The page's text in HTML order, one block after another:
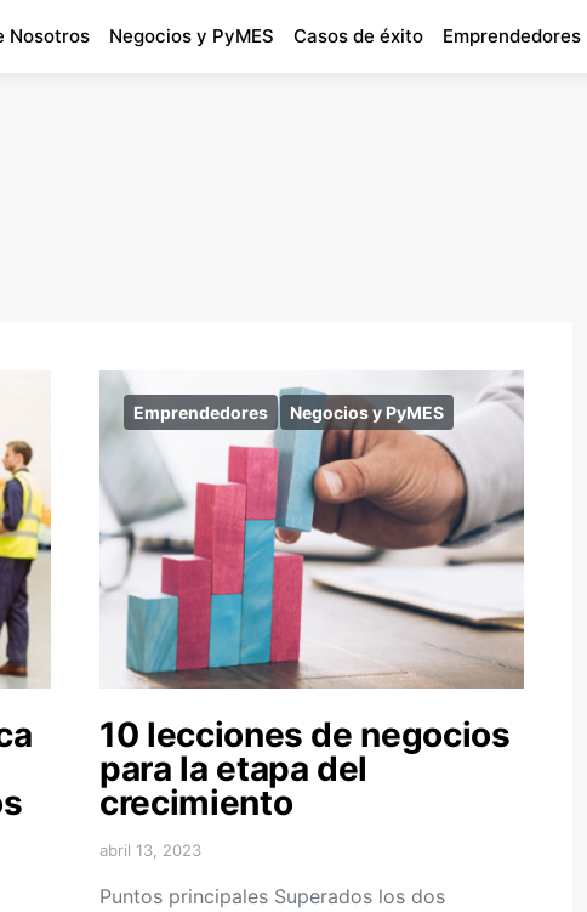
Nosotros Negocios y PyMES Casos de éxito Emprendedores
Emprendedores Negocios y PyMES
10 lecciones de negocios
para la etapa del
crecimiento
abril 13, 2023
Puntos principales Superados los dos